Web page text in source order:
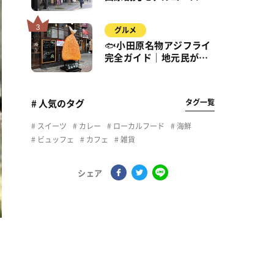
満喫
グルメ
🐟小田原名物アジフライ
完全ガイド｜地元民が通
# 人気のタグ タグ一覧
スイーツ カレー ローカルフード
海鮮
ビュッフェ
カフェ 雑貨
シェア